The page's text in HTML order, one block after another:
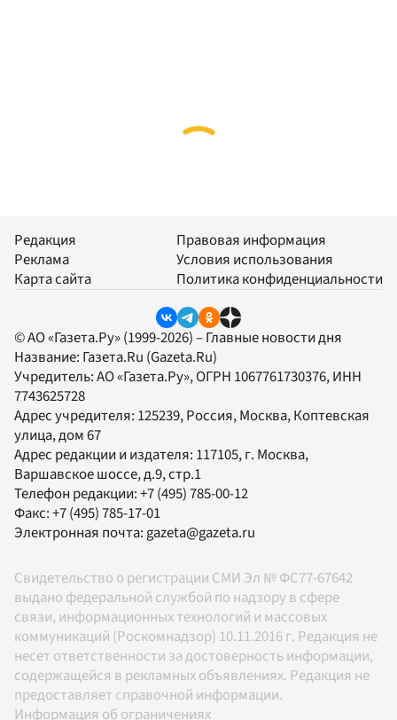
Редакция
Реклама
Карта сайта
Правовая информация
Условия использования
Политика конфиденциальности
© АО «Газета.Ру» (1999-2026) – Главные новости дня
Название: Газета.Ru (Gazeta.Ru)
Учредитель:АО «Газета.Ру», ОГРН 1067761730376, ИНН
7743625728
Адрес учредителя: 125239, Россия, Москва, Коптевская
улица, дом 67
Адрес редакции и издателя: 117105, г. Москва,
Варшавское шоссе, д.9, стр.1
Телефон редакции:+7 (495) 785-00-12
Факс:+7 (495) 785-17-01
Электронная почта: gazeta@gazeta.ru
Свидетельство о регистрации СМИ Эл № ФС77-67642
выдано федеральной службой по надзору в сфере
связи, информационных технологий и массовых
коммуникаций (Роскомнадзор) 10.11.2016 г. Редакция не
несет ответственности за достоверность информации,
содержащейся в рекламных объявлениях. Редакция не
предоставляет справочной информации.
Информация об ограничениях